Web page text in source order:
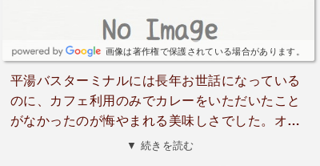
画像は著作権で保護されている場合があります。
平湯バスターミナルには長年お世話になっている
のに、カフェ利用のみでカレーをいただいたこと
がなかったのが悔やまれる美味しさでした。オム
チーズカレーは卵の中からチーズがとろけてコク
▼ 続きを読む